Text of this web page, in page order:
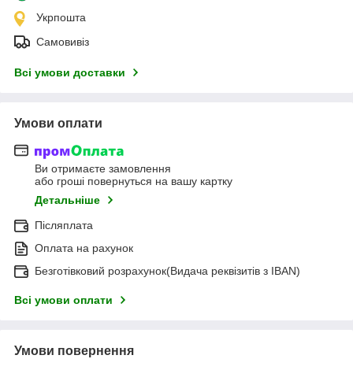
Укрпошта
Самовивіз
Всі умови доставки
Умови оплати
Ви отримаєте замовлення
або гроші повернуться на вашу картку
Детальніше
Післяплата
Оплата на рахунок
Безготівковий розрахунок(Видача реквізитів з IBAN)
Всі умови оплати
Умови повернення